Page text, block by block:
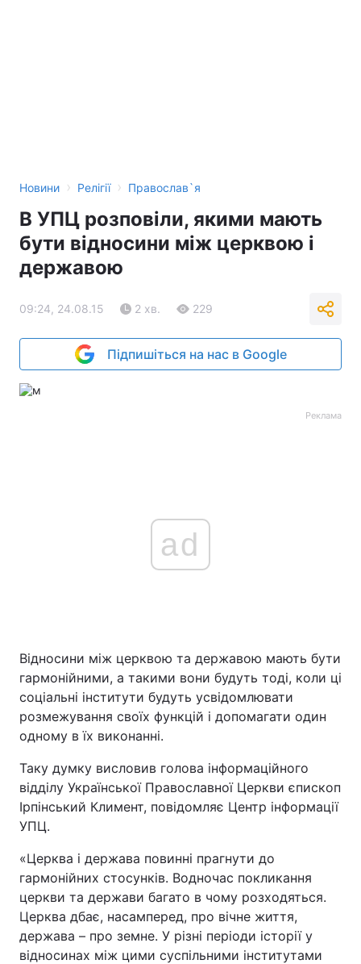
Новини › Релігії › Православ`я
В УПЦ розповіли, якими мають
бути відносини між церквою і
державою
09:24, 24.08.15 2 хв. 229
Підпишіться на нас в Google
Реклама
ad
Відносини між церквою та державою мають бути
гармонійними, а такими вони будуть тоді, коли ці
соціальні інститути будуть усвідомлювати
розмежування своїх функцій і допомагати один
одному в їх виконанні.
Таку думку висловив голова інформаційного
відділу Української Православної Церкви єпископ
Ірпінський Климент, повідомляє Центр інформації
УПЦ.
«Церква і держава повинні прагнути до
гармонійних стосунків. Водночас покликання
церкви та держави багато в чому розходяться.
Церква дбає, насамперед, про вічне життя,
держава – про земне. У різні періоди історії у
відносинах між цими суспільними інститутами